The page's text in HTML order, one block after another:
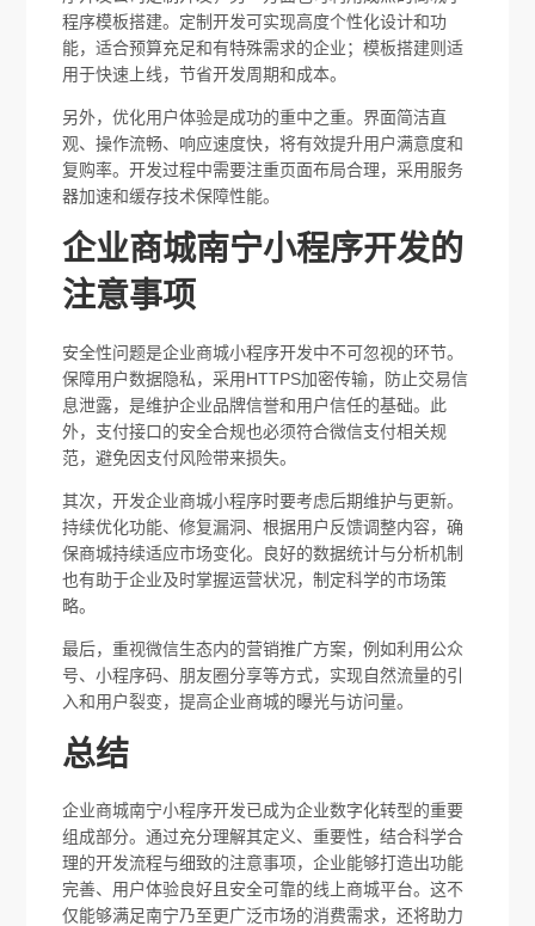
程序模板搭建。定制开发可实现高度个性化设计和功
能，适合预算充足和有特殊需求的企业；模板搭建则适
用于快速上线，节省开发周期和成本。
另外，优化用户体验是成功的重中之重。界面简洁直
观、操作流畅、响应速度快，将有效提升用户满意度和
复购率。开发过程中需要注重页面布局合理，采用服务
器加速和缓存技术保障性能。
企业商城南宁小程序开发的
注意事项
安全性问题是企业商城小程序开发中不可忽视的环节。
保障用户数据隐私，采用HTTPS加密传输，防止交易信
息泄露，是维护企业品牌信誉和用户信任的基础。此
外，支付接口的安全合规也必须符合微信支付相关规
范，避免因支付风险带来损失。
其次，开发企业商城小程序时要考虑后期维护与更新。
持续优化功能、修复漏洞、根据用户反馈调整内容，确
保商城持续适应市场变化。良好的数据统计与分析机制
也有助于企业及时掌握运营状况，制定科学的市场策
略。
最后，重视微信生态内的营销推广方案，例如利用公众
号、小程序码、朋友圈分享等方式，实现自然流量的引
入和用户裂变，提高企业商城的曝光与访问量。
总结
企业商城南宁小程序开发已成为企业数字化转型的重要
组成部分。通过充分理解其定义、重要性，结合科学合
理的开发流程与细致的注意事项，企业能够打造出功能
完善、用户体验良好且安全可靠的线上商城平台。这不
仅能够满足南宁乃至更广泛市场的消费需求，还将助力